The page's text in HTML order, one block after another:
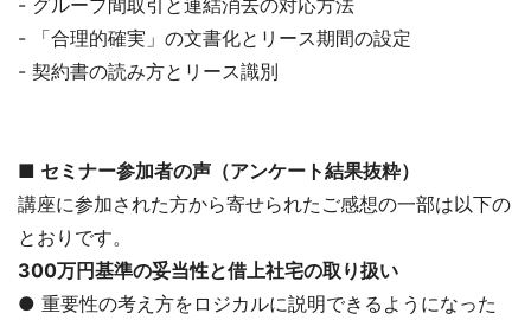
- グループ間取引と連結消去の対応方法
- 「合理的確実」の文書化とリース期間の設定
- 契約書の読み方とリース識別
■ セミナー参加者の声（アンケート結果抜粋）
講座に参加された方から寄せられたご感想の一部は以下の
とおりです。
300万円基準の妥当性と借上社宅の取り扱い
● 重要性の考え方をロジカルに説明できるようになった